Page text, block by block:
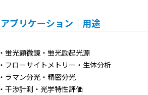
アプリケーション｜用途
蛍光顕微鏡・蛍光励起光源
フローサイトメトリー・生体分析
ラマン分光・精密分光
干渉計測・光学特性評価